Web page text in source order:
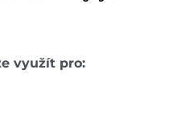
využít pro: